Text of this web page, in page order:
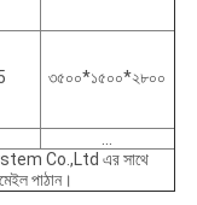
৩৫০০*১৫০০*২৮০০
...
Co.,Ltd এর সাথে
পাঠান।